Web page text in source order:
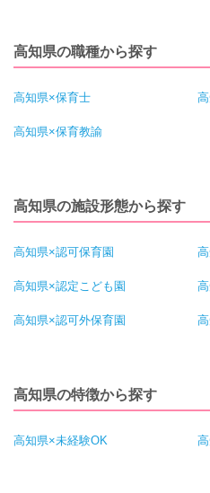
高知県の職種から探す
高知県×保育士
高知県×保育教諭
高知県の施設形態から探す
高知県×認可保育園
高知県×認定こども園
高知県×認可外保育園
高知県の特徴から探す
高知県×未経験OK